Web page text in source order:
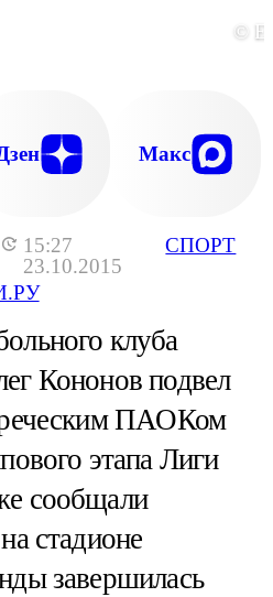
15:27
23.10.2015
СПОРТ
©
Макс
клуба
Кононов подвел
ПАОКом
этапа Лиги
сообщали
стадионе
завершилась